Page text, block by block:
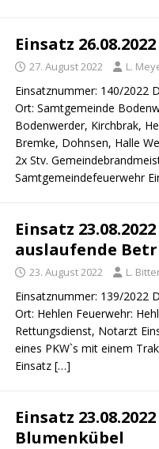
Einsatz
27. August 2022 L.
Einsatznummer: 140/2022
Ort: Samtgemeinde
Bodenwerder, Kirchbrak,
Bremke, Dohnsen, Halle
2x Stv.
Samtgemeindefeuerwehr
Einsatz
auslaufende
23. August 2022 L.
Einsatznummer: 139/2022
Ort: Hehlen Feuerwehr:
Rettungsdienst, Notarzt
eines PKW`s mit einem
Einsatz […]
Einsatz
Blumenkübel